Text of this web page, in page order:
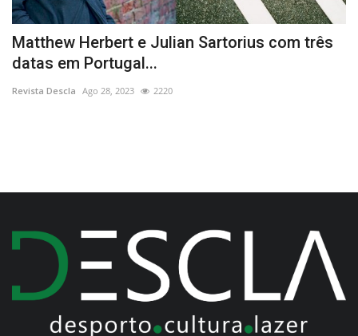
Matthew Herbert e Julian Sartorius com três
datas em Portugal...
Revista Descla Ago 28, 2023 2220